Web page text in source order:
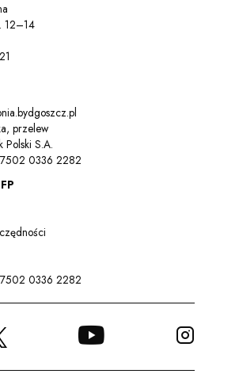
12–14
przelew
Polski S.A.
0336 2282
0336 2282
YOUTUBE